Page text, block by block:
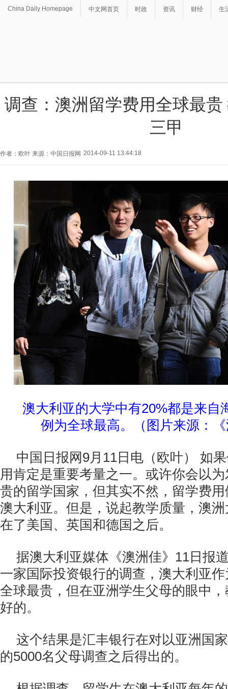
China Daily Homepage 中文网首页 时政 资讯 财经 生
调查：澳洲留学费用全球最
三甲
作者：欧叶 来源：中国日报网 2014-09-11 13:44:18
澳大利亚的大学中有20%都是来自
例为全球最高。（图片来源：
中国日报网9月11日电（欧叶） 如
用肯定是重要考量之一。或许你会以
贵的留学国家，但其实不然，留学费
澳大利亚。但是，说起教学质量，澳
在了美国、英国和德国之后。
据澳大利亚媒体《澳洲佳》11日报
一家国际投资银行的调查，澳大利亚
全球最贵，但在亚洲学生父母的眼中
好的。
这个结果是汇丰银行在对以亚洲国
的5000名父母调查之后得出的。